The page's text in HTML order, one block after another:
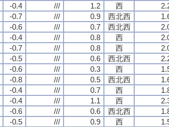
-0.4 /// 1.2 西
-0.7 /// 0.9 西北西
-0.6 /// 0.7 西北西
-0.4 /// 0.8 西
-0.7 /// 0.8 西
-0.5 /// 0.6 西北西
-0.6 /// 0.3 西
-0.8 /// 0.5 西北西
-0.4 /// 0.7 西
-0.4 /// 1.1 西
-0.6 /// 0.6 西北西
-0.5 /// 0.9 西